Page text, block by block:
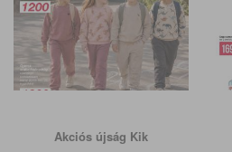
Akciós újság Kik